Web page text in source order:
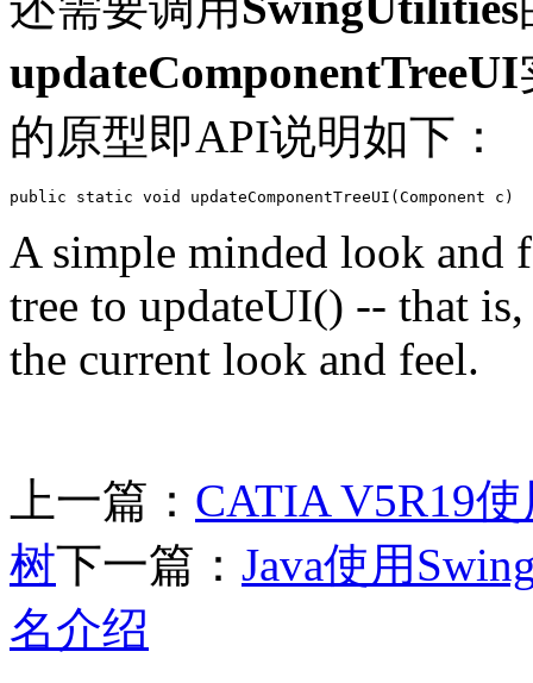
updateComponentTreeUI
的原型即API说明如下：
public static void updateComponentTreeUI(Component c)
A simple minded look and
tree to updateUI() -- that
the current look and feel.
上一篇： CATIA V5R19
树下一篇： Java使用
名介绍